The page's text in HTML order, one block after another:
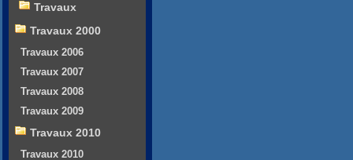
Travaux
Travaux 2000
Travaux 2006
Travaux 2007
Travaux 2008
Travaux 2009
Travaux 2010
Travaux 2010